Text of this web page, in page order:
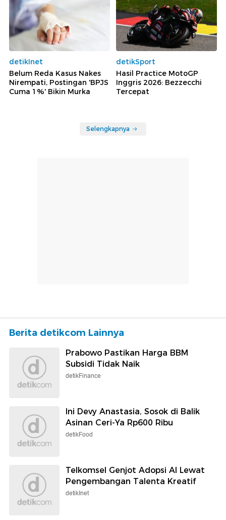
detikInet
Belum Reda Kasus Nakes
Nirempati, Postingan 'BPJS
Cuma 1%' Bikin Murka
detikSport
Hasil Practice MotoGP
Inggris 2026: Bezzecchi
Tercepat
Selengkapnya
Berita detikcom Lainnya
Prabowo Pastikan Harga BBM
Subsidi Tidak Naik
detikFinance
Ini Devy Anastasia, Sosok di Balik
Asinan Ceri-Ya Rp600 Ribu
detikFood
Telkomsel Genjot Adopsi AI Lewat
Pengembangan Talenta Kreatif
detikInet